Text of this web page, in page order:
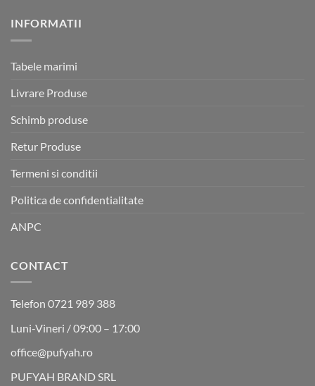
INFORMATII
Tabele marimi
Livrare Produse
Schimb produse
Retur Produse
Termeni si conditii
Politica de confidentialitate
ANPC
CONTACT
Telefon 0721 989 388
Luni-Vineri / 09:00 – 17:00
office@pufyah.ro
PUFYAH BRAND SRL